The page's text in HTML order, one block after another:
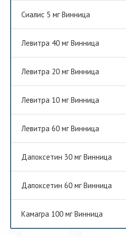
Сиалис 5 мг Винница
Левитра 40 мг Винница
Левитра 20 мг Винница
Левитра 10 мг Винница
Левитра 60 мг Винница
Дапоксетин 30 мг Винница
Дапоксетин 60 мг Винница
Камагра 100 мг Винница